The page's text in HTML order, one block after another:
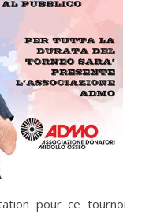
pour ce tournoi